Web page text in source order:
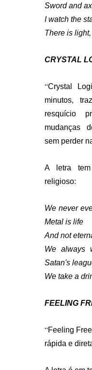
Sword and
I watch the
There is
CRYSTAL
“Crystal
minutos,
resquício
mudanças
sem perder
A letra
religioso:
We never
Metal is life
And not
We always
Satan's
We take a
FEELING
“Feeling
rápida e